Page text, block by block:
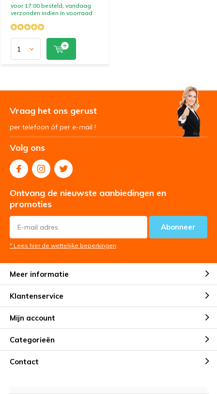
voor 17:00 besteld, vandaag
verzonden indien in voorraad
Vraag het ons gerust
per telefoon óf per e-mail !
Volg ons
Ontvang de nieuwste aanbiedingen en
promoties
Abonneer
* Lees hier de wettelijke beperkingen
Meer informatie
Klantenservice
Mijn account
Categorieën
Contact